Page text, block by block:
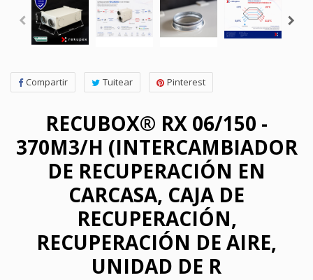
Compartir Tuitear Pinterest
RECUBOX® RX 06/150 -
370M3/H (INTERCAMBIADOR
DE RECUPERACIÓN EN
CARCASA, CAJA DE
RECUPERACIÓN,
RECUPERACIÓN DE AIRE,
UNIDAD DE R